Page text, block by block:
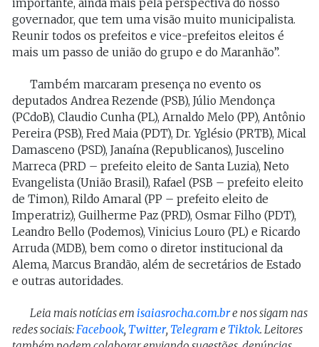
importante, ainda mais pela perspectiva do nosso
governador, que tem uma visão muito municipalista.
Reunir todos os prefeitos e vice-prefeitos eleitos é
mais um passo de união do grupo e do Maranhão”.
Também marcaram presença no evento os
deputados Andrea Rezende (PSB), Júlio Mendonça
(PCdoB), Claudio Cunha (PL), Arnaldo Melo (PP), Antônio
Pereira (PSB), Fred Maia (PDT), Dr. Yglésio (PRTB), Mical
Damasceno (PSD), Janaína (Republicanos), Juscelino
Marreca (PRD – prefeito eleito de Santa Luzia), Neto
Evangelista (União Brasil), Rafael (PSB – prefeito eleito
de Timon), Rildo Amaral (PP – prefeito eleito de
Imperatriz), Guilherme Paz (PRD), Osmar Filho (PDT),
Leandro Bello (Podemos), Vinicius Louro (PL) e Ricardo
Arruda (MDB), bem como o diretor institucional da
Alema, Marcus Brandão, além de secretários de Estado
e outras autoridades.
Leia mais notícias em isaiasrocha.com.bre nos sigam nas
redes sociais: Facebook, Twitter, Telegrame Tiktok. Leitores